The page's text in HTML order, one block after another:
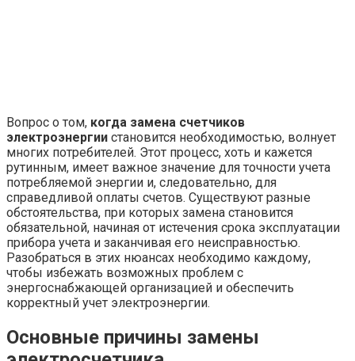
Вопрос о том, когда замена счетчиков
электроэнергии становится необходимостью, волнует
многих потребителей. Этот процесс, хоть и кажется
рутинным, имеет важное значение для точности учета
потребляемой энергии и, следовательно, для
справедливой оплаты счетов. Существуют разные
обстоятельства, при которых замена становится
обязательной, начиная от истечения срока эксплуатации
прибора учета и заканчивая его неисправностью.
Разобраться в этих нюансах необходимо каждому,
чтобы избежать возможных проблем с
энергоснабжающей организацией и обеспечить
корректный учет электроэнергии.
Основные причины замены